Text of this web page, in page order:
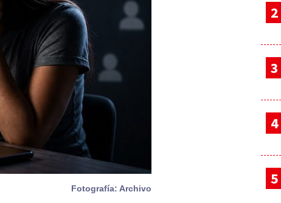
Fotografía: Archivo